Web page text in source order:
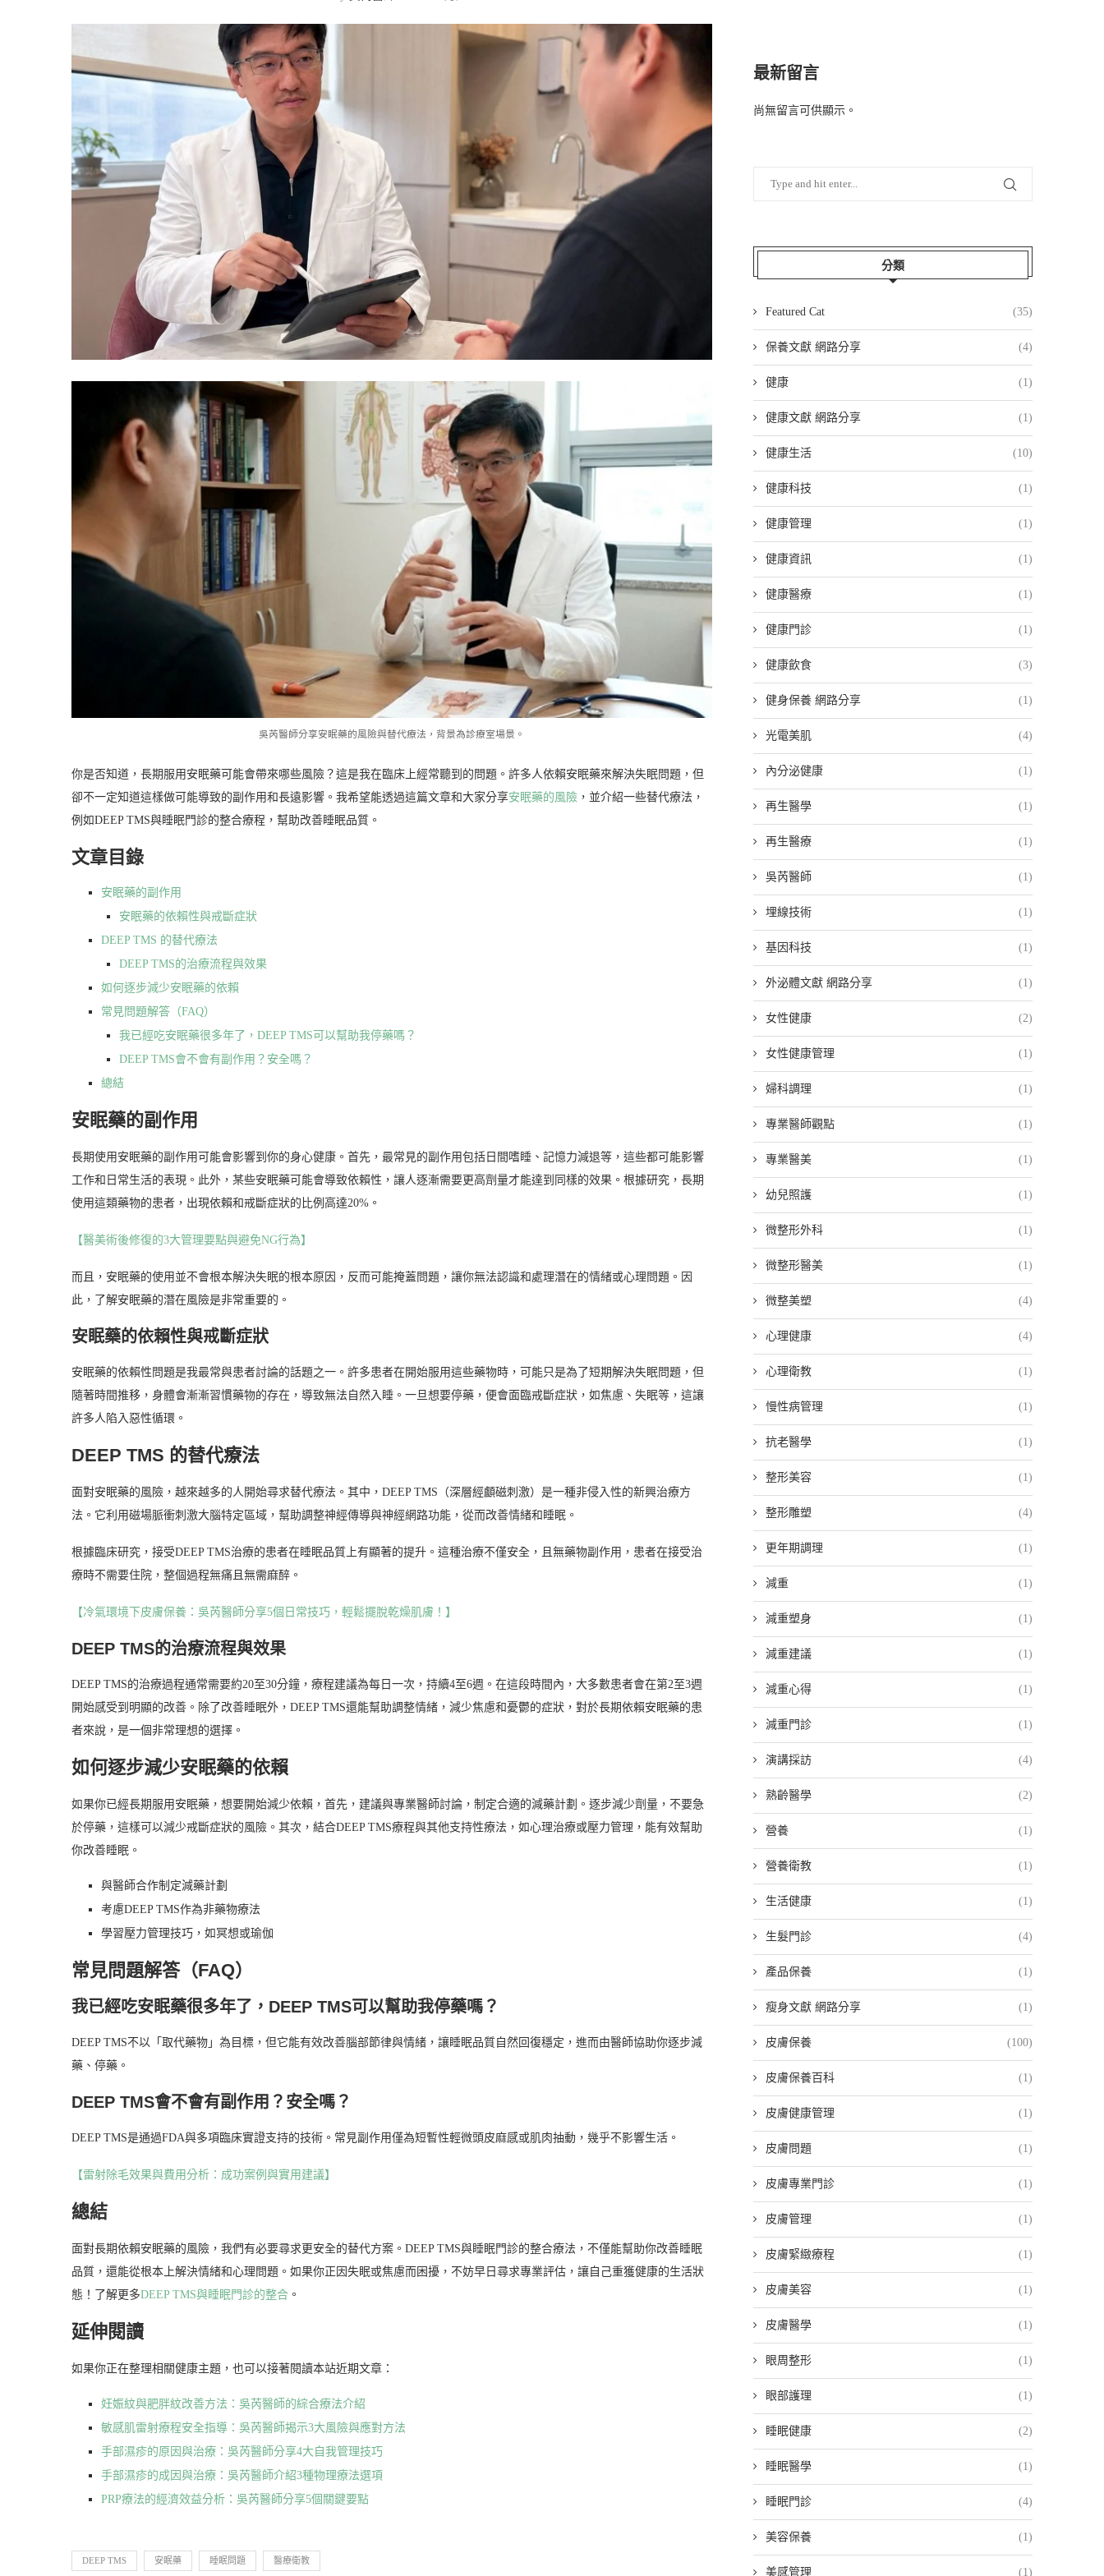
吳芮醫師分享安眠藥的風險與替代療法，背景為診療室場景。
你是否知道，長期服用安眠藥可能會帶來哪些風險？這是我在臨床上經常聽到的問題。許多人依賴安眠藥來解決失眠問題，但
卻不一定知道這樣做可能導致的副作用和長遠影響。我希望能透過這篇文章和大家分享安眠藥的風險 ，並介紹一些替代療法，
例如DEEP TMS與睡眠門診的整合療程，幫助改善睡眠品質。
文章目錄
安眠藥的副作用
安眠藥的依賴性與戒斷症狀
DEEP TMS 的替代療法
DEEP TMS的治療流程與效果
如何逐步減少安眠藥的依賴
常見問題解答（FAQ）
我已經吃安眠藥很多年了，DEEP TMS可以幫助我停藥嗎？
DEEP TMS會不會有副作用？安全嗎？
總結
安眠藥的副作用
長期使用安眠藥的副作用可能會影響到你的身心健康。首先，最常見的副作用包括日間嗜睡、記憶力減退等，這些都可能影響
工作和日常生活的表現。此外，某些安眠藥可能會導致依賴性，讓人逐漸需要更高劑量才能達到同樣的效果。根據研究，長期
使用這類藥物的患者，出現依賴和戒斷症狀的比例高達20%。
【醫美術後修復的3大管理要點與避免NG行為】
而且，安眠藥的使用並不會根本解決失眠的根本原因，反而可能掩蓋問題，讓你無法認識和處理潛在的情緒或心理問題。因
此，了解安眠藥的潛在風險是非常重要的。
安眠藥的依賴性與戒斷症狀
安眠藥的依賴性問題是我最常與患者討論的話題之一。許多患者在開始服用這些藥物時，可能只是為了短期解決失眠問題，但
隨著時間推移，身體會漸漸習慣藥物的存在，導致無法自然入睡。一旦想要停藥，便會面臨戒斷症狀，如焦慮、失眠等，這讓
許多人陷入惡性循環。
DEEP TMS 的替代療法
面對安眠藥的風險，越來越多的人開始尋求替代療法。其中，DEEP TMS（深層經顱磁刺激）是一種非侵入性的新興治療方
法。它利用磁場脈衝刺激大腦特定區域，幫助調整神經傳導與神經網路功能，從而改善情緒和睡眠。
根據臨床研究，接受DEEP TMS治療的患者在睡眠品質上有顯著的提升。這種治療不僅安全，且無藥物副作用，患者在接受治
療時不需要住院，整個過程無痛且無需麻醉。
【冷氣環境下皮膚保養：吳芮醫師分享5個日常技巧，輕鬆擺脫乾燥肌膚！】
DEEP TMS的治療流程與效果
DEEP TMS的治療過程通常需要約20至30分鐘，療程建議為每日一次，持續4至6週。在這段時間內，大多數患者會在第2至3週
開始感受到明顯的改善。除了改善睡眠外，DEEP TMS還能幫助調整情緒，減少焦慮和憂鬱的症狀，對於長期依賴安眠藥的患
者來說，是一個非常理想的選擇。
如何逐步減少安眠藥的依賴
如果你已經長期服用安眠藥，想要開始減少依賴，首先，建議與專業醫師討論，制定合適的減藥計劃。逐步減少劑量，不要急
於停藥，這樣可以減少戒斷症狀的風險。其次，結合DEEP TMS療程與其他支持性療法，如心理治療或壓力管理，能有效幫助
你改善睡眠。
與醫師合作制定減藥計劃
考慮DEEP TMS作為非藥物療法
學習壓力管理技巧，如冥想或瑜伽
常見問題解答（FAQ）
我已經吃安眠藥很多年了，DEEP TMS可以幫助我停藥嗎？
DEEP TMS不以「取代藥物」為目標，但它能有效改善腦部節律與情緒，讓睡眠品質自然回復穩定，進而由醫師協助你逐步減
藥、停藥。
DEEP TMS會不會有副作用？安全嗎？
DEEP TMS是通過FDA與多項臨床實證支持的技術。常見副作用僅為短暫性輕微頭皮麻感或肌肉抽動，幾乎不影響生活。
【雷射除毛效果與費用分析：成功案例與實用建議】
總結
面對長期依賴安眠藥的風險，我們有必要尋求更安全的替代方案。DEEP TMS與睡眠門診的整合療法，不僅能幫助你改善睡眠
品質，還能從根本上解決情緒和心理問題。如果你正因失眠或焦慮而困擾，不妨早日尋求專業評估，讓自己重獲健康的生活狀
態！了解更多DEEP TMS與睡眠門診的整合 。
延伸閱讀
如果你正在整理相關健康主題，也可以接著閱讀本站近期文章：
妊娠紋與肥胖紋改善方法：吳芮醫師的綜合療法介紹
敏感肌雷射療程安全指導：吳芮醫師揭示3大風險與應對方法
手部濕疹的原因與治療：吳芮醫師分享4大自我管理技巧
手部濕疹的成因與治療：吳芮醫師介紹3種物理療法選項
PRP療法的經濟效益分析：吳芮醫師分享5個關鍵要點
DEEP TMS 安眠藥 睡眠問題 醫療衛教
最新留言
尚無留言可供顯示。
分類
Featured Cat (35)
保養文獻 網路分享 (4)
健康 (1)
健康文獻 網路分享 (1)
健康生活 (10)
健康科技 (1)
健康管理 (1)
健康資訊 (1)
健康醫療 (1)
健康門診 (1)
健康飲食 (3)
健身保養 網路分享 (1)
光電美肌 (4)
內分泌健康 (1)
再生醫學 (1)
再生醫療 (1)
吳芮醫師 (1)
埋線技術 (1)
基因科技 (1)
外泌體文獻 網路分享 (1)
女性健康 (2)
女性健康管理 (1)
婦科調理 (1)
專業醫師觀點 (1)
專業醫美 (1)
幼兒照護 (1)
微整形外科 (1)
微整形醫美 (1)
微整美塑 (4)
心理健康 (4)
心理衛教 (1)
慢性病管理 (1)
抗老醫學 (1)
整形美容 (1)
整形雕塑 (4)
更年期調理 (1)
減重 (1)
減重塑身 (1)
減重建議 (1)
減重心得 (1)
減重門診 (1)
演講採訪 (4)
熟齡醫學 (2)
營養 (1)
營養衛教 (1)
生活健康 (1)
生髮門診 (4)
產品保養 (1)
瘦身文獻 網路分享 (1)
皮膚保養 (100)
皮膚保養百科 (1)
皮膚健康管理 (1)
皮膚問題 (1)
皮膚專業門診 (1)
皮膚管理 (1)
皮膚緊緻療程 (1)
皮膚美容 (1)
皮膚醫學 (1)
眼周整形 (1)
眼部護理 (1)
睡眠健康 (2)
睡眠醫學 (1)
睡眠門診 (4)
美容保養 (1)
美感管理 (1)